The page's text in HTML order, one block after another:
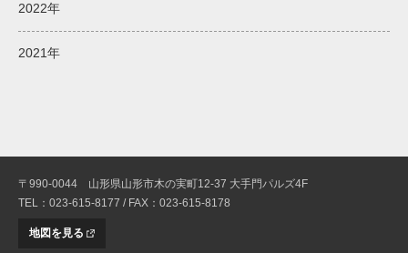
2022年
2021年
〒990-0044 山形県山形市木の実町12-37 大手門パルズ4F
TEL：023-615-8177 / FAX：023-615-8178
地図を見る